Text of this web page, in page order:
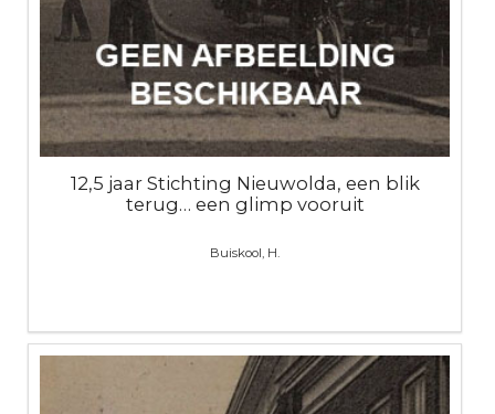
12,5 jaar Stichting Nieuwolda, een blik
terug… een glimp vooruit
Buiskool, H.